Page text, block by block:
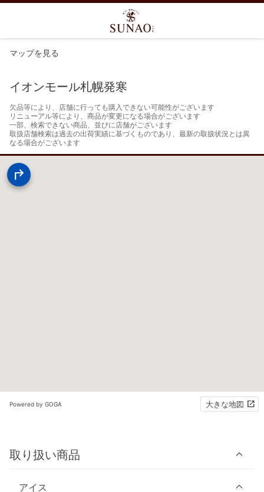
マップを見る
イオンモール札幌発寒
欠品等により、店舗に行っても購入できない可能性がございます
リニューアル等により、商品が変更になる場合がございます
一部、検索できない商品、並びに店舗がございます
取扱店舗検索は過去の出荷実績に基づくものであり、最新の取扱状況とは異
なる場合がございます
Powered by GOGA 大きな地図
取り扱い商品
アイス